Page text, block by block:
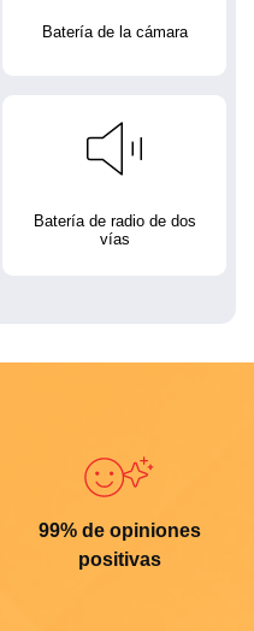
Batería de la cámara
Batería de radio de dos
vías
99% de opiniones
positivas